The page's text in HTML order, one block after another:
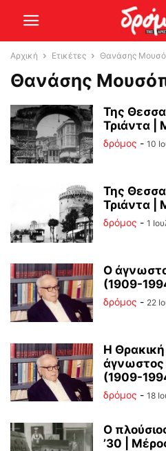
Αρχική Ετικέτες Θανάσης
Θανάσης
Της
Τριάντα |
δρόμος - 10
Της
Τριάντα |
δρόμος - 1
O
(1909-
δρόμος - 22
Η
(1909-
δρόμος - 18
Ο
’30 |